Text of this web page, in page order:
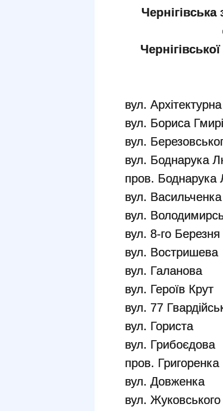
Чернігівська
вул. Архітектурна
вул. Бориса Гмирі
вул.
вул. Боднарука
пров.
вул. Васильченка
вул.
вул. 8-го Березня
вул. Востришева
вул. Галанова
вул.
вул. 77
вул. Гориста
вул. Грибоєдова
пров. Григоренка
вул. Довженка
вул. Жуковського